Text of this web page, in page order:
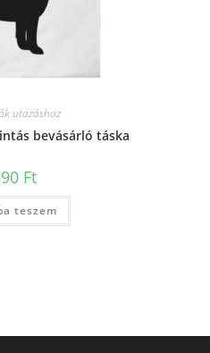
utazáshoz
bevásárló táska
Ft
teszem